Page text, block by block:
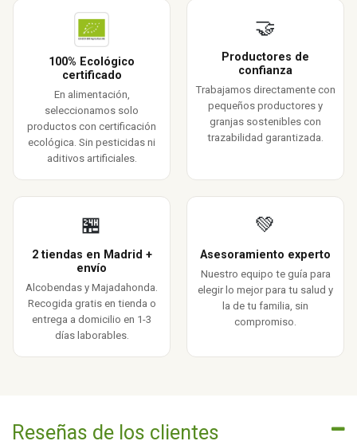
100% Ecológico
certificado
En alimentación,
seleccionamos solo
productos con certificación
ecológica. Sin pesticidas ni
aditivos artificiales.
🤝
Productores de
confianza
Trabajamos directamente con
pequeños productores y
granjas sostenibles con
trazabilidad garantizada.
🏪
2 tiendas en Madrid +
envío
Alcobendas y Majadahonda.
Recogida gratis en tienda o
entrega a domicilio en 1-3
días laborables.
💚
Asesoramiento experto
Nuestro equipo te guía para
elegir lo mejor para tu salud y
la de tu familia, sin
compromiso.
Reseñas de los clientes